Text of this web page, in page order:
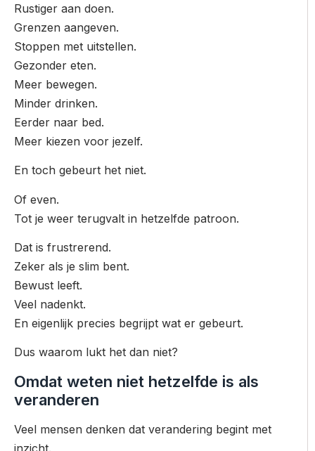
Rustiger aan doen.
Grenzen aangeven.
Stoppen met uitstellen.
Gezonder eten.
Meer bewegen.
Minder drinken.
Eerder naar bed.
Meer kiezen voor jezelf.
En toch gebeurt het niet.
Of even.
Tot je weer terugvalt in hetzelfde patroon.
Dat is frustrerend.
Zeker als je slim bent.
Bewust leeft.
Veel nadenkt.
En eigenlijk precies begrijpt wat er gebeurt.
Dus waarom lukt het dan niet?
Omdat weten niet hetzelfde is als
veranderen
Veel mensen denken dat verandering begint met
inzicht.